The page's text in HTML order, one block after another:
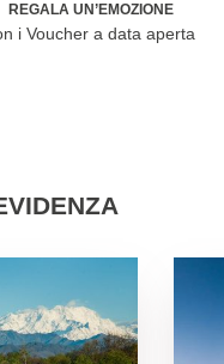
REGALA UN’EMOZIONE
i Voucher a data aperta